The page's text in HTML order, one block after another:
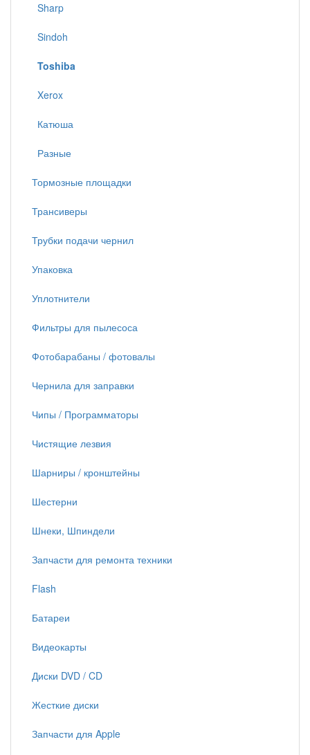
Sharp
Sindoh
Toshiba
Xerox
Катюша
Разные
Тормозные площадки
Трансиверы
Трубки подачи чернил
Упаковка
Уплотнители
Фильтры для пылесоса
Фотобарабаны / фотовалы
Чернила для заправки
Чипы / Программаторы
Чистящие лезвия
Шарниры / кронштейны
Шестерни
Шнеки, Шпиндели
Запчасти для ремонта техники
Flash
Батареи
Видеокарты
Диски DVD / CD
Жесткие диски
Запчасти для Apple